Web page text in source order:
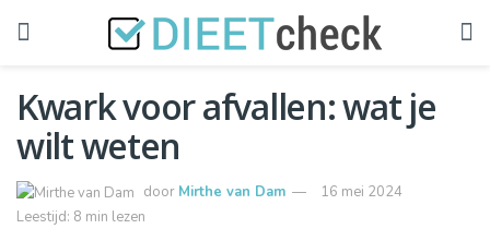
Kwark voor afvallen: wat je
wilt weten
door Mirthe van Dam
16 mei 2024
Leestijd: 8 min lezen